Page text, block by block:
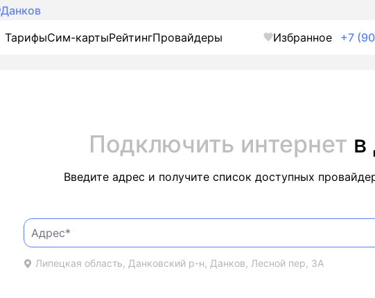
Данков
ТарифыСим-картыРейтингПровайдеры Избранное +7
Подключить интернет в
Введите адрес и получите список доступных
Липецкая область, Данковский р-н, Данков, Лесной пер, 3А